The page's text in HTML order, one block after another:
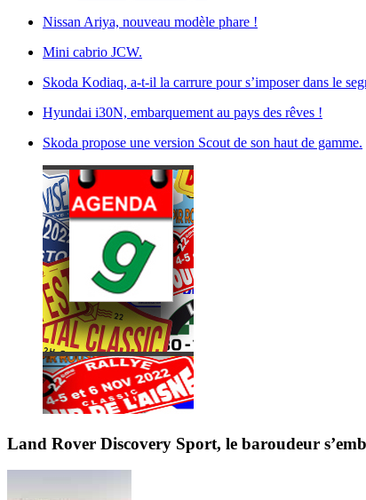
Nissan Ariya, nouveau modèle phare !
Mini cabrio JCW.
Skoda Kodiaq, a-t-il la carrure pour s’imposer dans le
Hyundai i30N, embarquement au pays des rêves !
Skoda propose une version Scout de son haut de gamme.
Land Rover Discovery Sport, le baroudeur